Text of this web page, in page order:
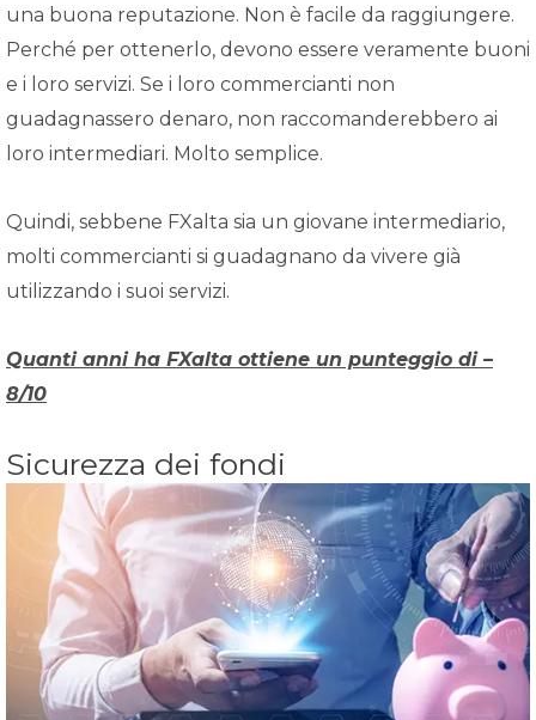
una buona reputazione. Non è facile da raggiungere.
Perché per ottenerlo, devono essere veramente buoni
e i loro servizi. Se i loro commercianti non
guadagnassero denaro, non raccomanderebbero ai
loro intermediari. Molto semplice.
Quindi, sebbene FXalta sia un giovane intermediario,
molti commercianti si guadagnano da vivere già
utilizzando i suoi servizi.
Quanti anni ha FXalta ottiene un punteggio di –
8/10
Sicurezza dei fondi